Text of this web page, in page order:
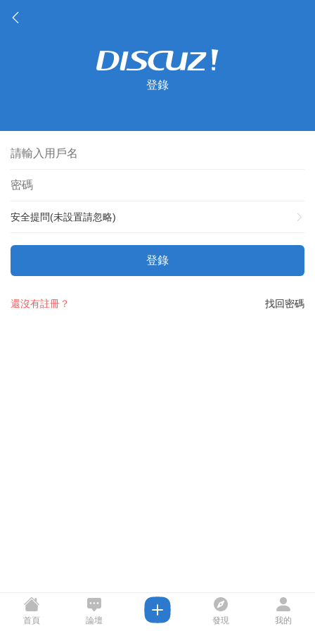
登錄
安全提問(未設置請忽略)
登錄
找回密碼
還沒有註冊？
首頁 論壇 發現 我的